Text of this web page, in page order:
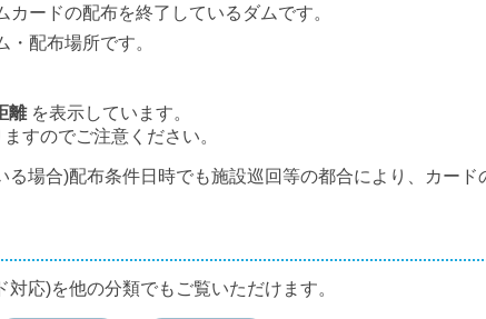
ードの配布を終了しているダムです。
配布場所です。
離を表示しています。
すのでご注意ください。
場合)配布条件日時でも施設巡回等の都合により、カード
応)を他の分類でもご覧いただけます。